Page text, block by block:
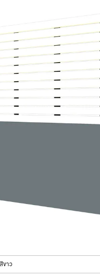
ขาว